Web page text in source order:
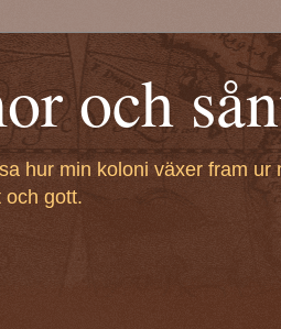
och
hur min koloni växer fram
och gott.